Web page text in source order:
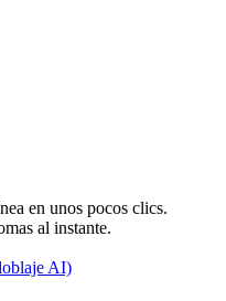
en unos pocos clics.
al instante.
AI)